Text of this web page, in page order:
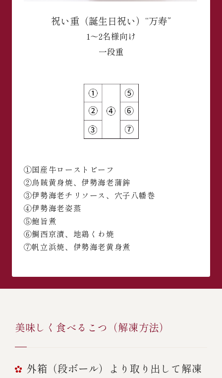
祝い重（誕生日祝い）“万寿”
1～2名様向け
一段重
①国産牛ローストビーフ
②烏賊黄身焼、伊勢海老蒲鉾
③伊勢海老チリソース、穴子八幡巻
④伊勢海老姿蒸
⑤鮑旨煮
⑥鯛西京漬、地鶏くわ焼
⑦帆立浜焼、伊勢海老黄身煮
美味しく食べるこつ（解凍方法）
外箱（段ボール）より取り出して解凍